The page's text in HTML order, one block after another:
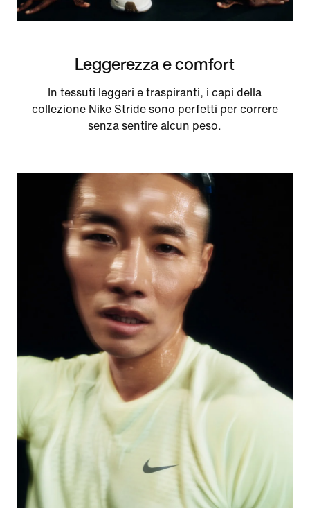
Leggerezza e comfort
In tessuti leggeri e traspiranti, i capi della
collezione Nike Stride sono perfetti per correre
senza sentire alcun peso.